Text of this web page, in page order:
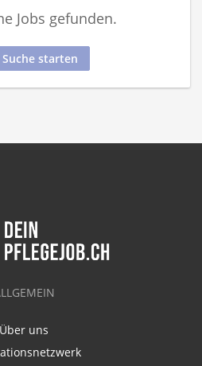
Jobs gefunden.
Suche starten
Über uns